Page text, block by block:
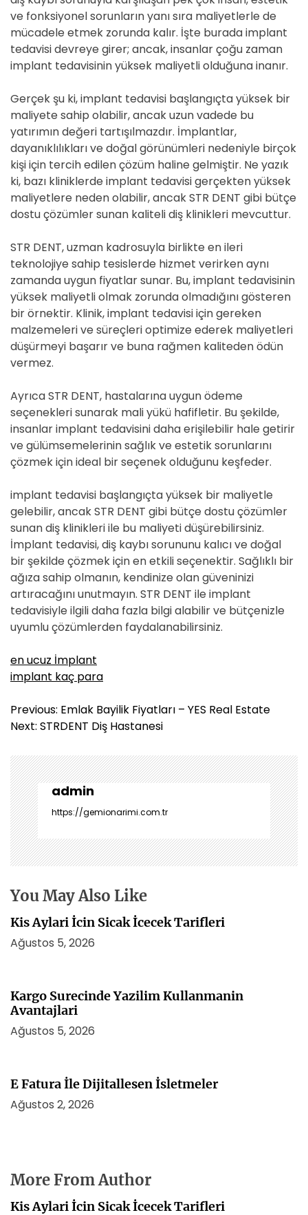
ve fonksiyonel sorunların yanı sıra maliyetlerle de
mücadele etmek zorunda kalır. İşte burada implant
tedavisi devreye girer; ancak, insanlar çoğu zaman
implant tedavisinin yüksek maliyetli olduğuna inanır.
Gerçek şu ki, implant tedavisi başlangıçta yüksek bir
maliyete sahip olabilir, ancak uzun vadede bu
yatırımın değeri tartışılmazdır. İmplantlar,
dayanıklılıkları ve doğal görünümleri nedeniyle birçok
kişi için tercih edilen çözüm haline gelmiştir. Ne yazık
ki, bazı kliniklerde implant tedavisi gerçekten yüksek
maliyetlere neden olabilir, ancak STR DENT gibi bütçe
dostu çözümler sunan kaliteli diş klinikleri mevcuttur.
STR DENT, uzman kadrosuyla birlikte en ileri
teknolojiye sahip tesislerde hizmet verirken aynı
zamanda uygun fiyatlar sunar. Bu, implant tedavisinin
yüksek maliyetli olmak zorunda olmadığını gösteren
bir örnektir. Klinik, implant tedavisi için gereken
malzemeleri ve süreçleri optimize ederek maliyetleri
düşürmeyi başarır ve buna rağmen kaliteden ödün
vermez.
Ayrıca STR DENT, hastalarına uygun ödeme
seçenekleri sunarak mali yükü hafifletir. Bu şekilde,
insanlar implant tedavisini daha erişilebilir hale getirir
ve gülümsemelerinin sağlık ve estetik sorunlarını
çözmek için ideal bir seçenek olduğunu keşfeder.
implant tedavisi başlangıçta yüksek bir maliyetle
gelebilir, ancak STR DENT gibi bütçe dostu çözümler
sunan diş klinikleri ile bu maliyeti düşürebilirsiniz.
İmplant tedavisi, diş kaybı sorununu kalıcı ve doğal
bir şekilde çözmek için en etkili seçenektir. Sağlıklı bir
ağıza sahip olmanın, kendinize olan güveninizi
artıracağını unutmayın. STR DENT ile implant
tedavisiyle ilgili daha fazla bilgi alabilir ve bütçenizle
uyumlu çözümlerden faydalanabilirsiniz.
en ucuz İmplant
implant kaç para
Y
a
ı
g
e
z
i
n
m
s
i
Previous: Emlak Bayilik Fiyatları – YES Real Estate
Next: STRDENT Diş Hastanesi
admin
https://gemionarimi.com.tr
You May Also Like
Kis Aylari İcin Sicak İcecek Tarifleri
Ağustos 5, 2026
Kargo Surecinde Yazilim Kullanmanin
Avantajlari
Ağustos 5, 2026
E Fatura İle Dijitallesen İsletmeler
Ağustos 2, 2026
More From Author
Kis Aylari İcin Sicak İcecek Tarifleri